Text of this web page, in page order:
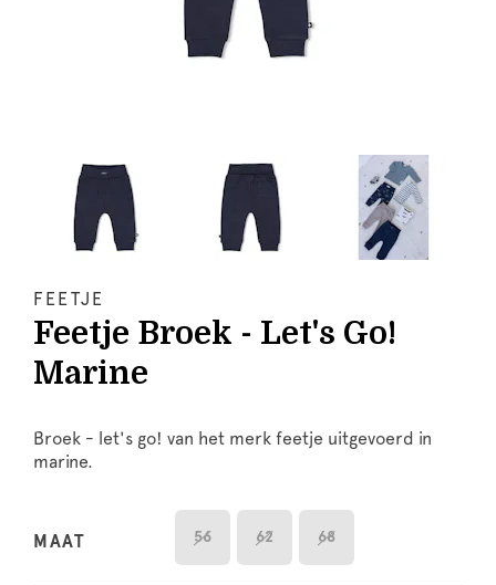
FEETJE
Feetje Broek - Let's Go!
Marine
Broek - let's go! van het merk feetje uitgevoerd in
marine.
MAAT 56 62 68